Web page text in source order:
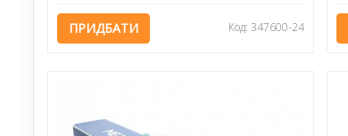
ПРИДБАТИ Код: 347600-24